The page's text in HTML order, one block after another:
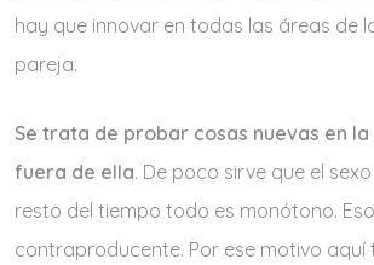
hay que innovar en todas las áreas de
pareja.
Se trata de probar cosas nuevas en
fuera de ella. De poco sirve que el
resto del tiempo todo es monótono.
contraproducente. Por ese motivo aquí